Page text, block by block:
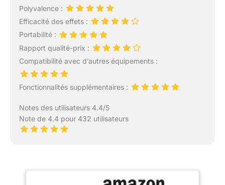
Polyvalence :
Efficacité des effets :
Portabilité :
Rapport qualité-prix :
Compatibilité avec d’autres équipements :
Fonctionnalités supplémentaires :
Notes des utilisateurs 4.4/5
Note de 4.4 pour 432 utilisateurs